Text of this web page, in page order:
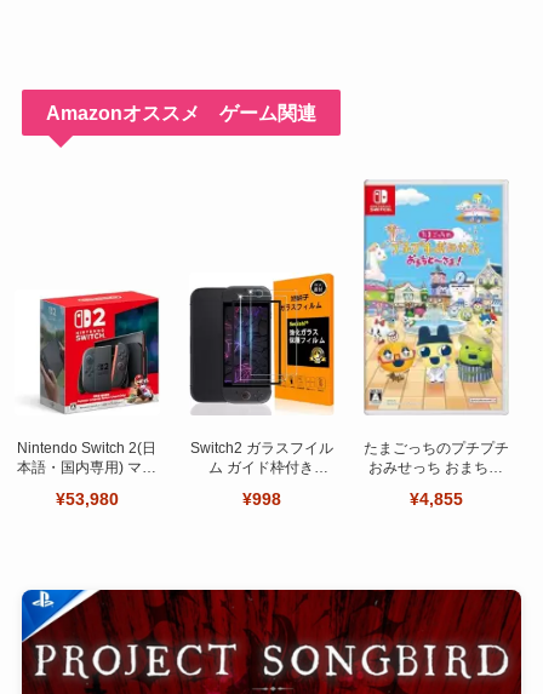
Amazonオススメ ゲーム関連
Nintendo Switch 2(日
本語・国内専用) マリ
ット
¥53,980
Switch2 ガラスフイル
ム ガイド枠付き
ット 日本旭硝子製-高
¥998
たまごっちのプチプチ
おみせっち おまちど
¥4,855